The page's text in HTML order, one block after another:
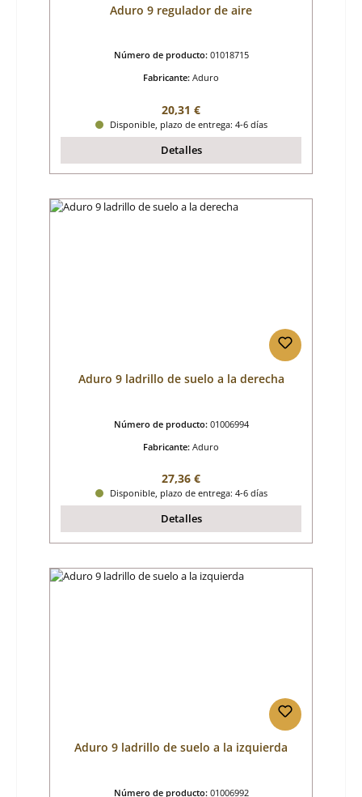
Aduro 9 regulador de aire
Número de producto: 01018715
Fabricante: Aduro
Precio normal:
20,31 €
Disponible, plazo de entrega: 4-6 días
Detalles
Aduro 9 ladrillo de suelo a la derecha
Número de producto: 01006994
Fabricante: Aduro
Precio normal:
27,36 €
Disponible, plazo de entrega: 4-6 días
Detalles
Aduro 9 ladrillo de suelo a la izquierda
Número de producto: 01006992